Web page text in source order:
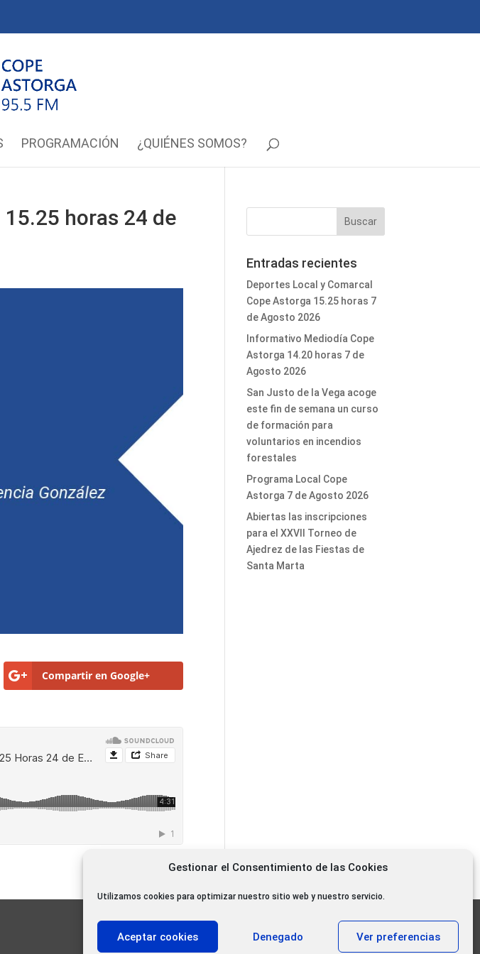
Gestionar el Consentimiento de las Cookies
Utilizamos cookies para optimizar nuestro sitio web y nuestro servicio.
Aceptar cookies Denegado Ver preferencias
PROGRAMACIÓN ¿QUIÉNES SOMOS?
horas 24 de
Compartir en Google+
Entradas recientes
Deportes Local y Comarcal
Cope Astorga 15.25 horas 7
de Agosto 2026
Informativo Mediodía Cope
Astorga 14.20 horas 7 de
Agosto 2026
San Justo de la Vega acoge
este fin de semana un curso
de formación para
voluntarios en incendios
forestales
Programa Local Cope
Astorga 7 de Agosto 2026
Abiertas las inscripciones
para el XXVII Torneo de
Ajedrez de las Fiestas de
Santa Marta
11.000 Gracias